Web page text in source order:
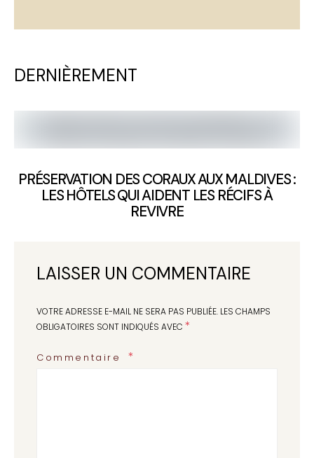
DERNIÈREMENT
PRÉSERVATION DES CORAUX AUX MALDIVES :
LES HÔTELS QUI AIDENT LES RÉCIFS À
REVIVRE
LAISSER UN COMMENTAIRE
VOTRE ADRESSE E-MAIL NE SERA PAS PUBLIÉE. LES CHAMPS
OBLIGATOIRES SONT INDIQUÉS AVEC *
Commentaire